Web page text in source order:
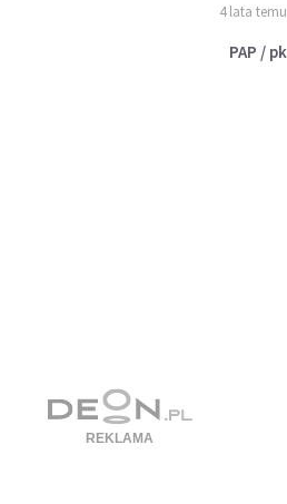
4 lata temu
PAP / pk